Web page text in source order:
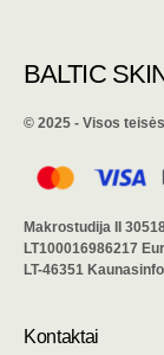
BALTIC
©️ 2025 - Visos
Kontaktai
Makrostudija II
LT100016986217
LT-46351